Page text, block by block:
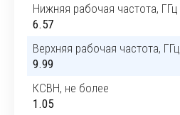
Нижняя рабочая частота, ГГц
6.57
Верхняя рабочая частота, ГГц
9.99
КСВН, не более
1.05